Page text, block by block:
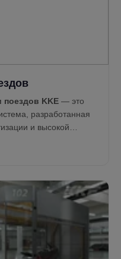
KKE— это
разработанная
и высокой
моечным аркам,
рециркуляции
качество очистки,
затрат.